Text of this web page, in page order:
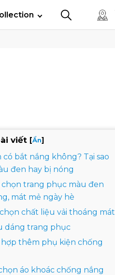
viết [Ẩn]
có bắt nắng không? Tại sao
đen hay bị nóng
chọn trang phục màu đen
mát mẻ ngày hè
chất liệu vải thoáng mát
dáng trang phục
hợp thêm phụ kiện chống
áo khoác chống nắng